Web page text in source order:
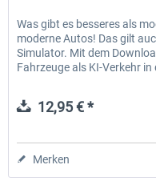
Was gibt es besseres als
moderne Autos! Das gilt
Simulator. Mit dem
Fahrzeuge als KI-Verkehr
12,95 € *
Merken